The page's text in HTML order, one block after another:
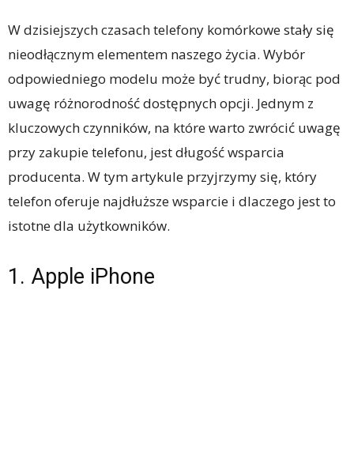
W dzisiejszych czasach telefony komórkowe stały się
nieodłącznym elementem naszego życia. Wybór
odpowiedniego modelu może być trudny, biorąc pod
uwagę różnorodność dostępnych opcji. Jednym z
kluczowych czynników, na które warto zwrócić uwagę
przy zakupie telefonu, jest długość wsparcia
producenta. W tym artykule przyjrzymy się, który
telefon oferuje najdłuższe wsparcie i dlaczego jest to
istotne dla użytkowników.
1. Apple iPhone